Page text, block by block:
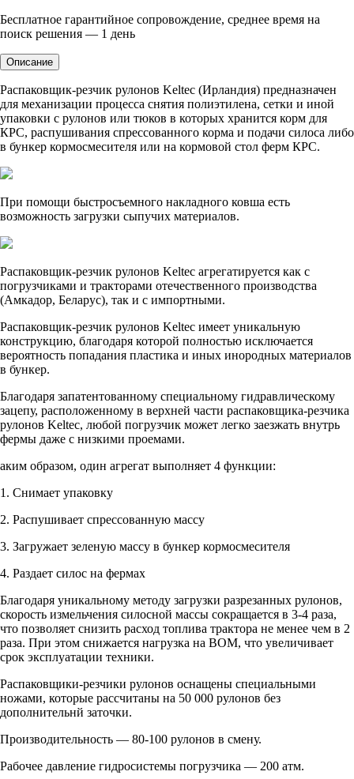
Бесплатное гарантийное сопровождение, среднее время на
поиск решения — 1 день
Описание
Распаковщик-резчик рулонов Keltec (Ирландия) предназначен
для механизации процесса снятия полиэтилена, сетки и иной
упаковки с рулонов или тюков в которых хранится корм для
КРС, распушивания спрессованного корма и подачи силоса либо
в бункер кормосмесителя или на кормовой стол ферм КРС.
При помощи быстросъемного накладного ковша есть
возможность загрузки сыпучих материалов.
Распаковщик-резчик рулонов Keltec агрегатируется как с
погрузчиками и тракторами отечественного производства
(Амкадор, Беларус), так и с импортными.
Распаковщик-резчик рулонов Keltec имеет уникальную
конструкцию, благодаря которой полностью исключается
вероятность попадания пластика и иных инородных материалов
в бункер.
Благодаря запатентованному специальному гидравлическому
зацепу, расположенному в верхней части распаковщика-резчика
рулонов Keltec, любой погрузчик может легко заезжать внутрь
фермы даже с низкими проемами.
аким образом, один агрегат выполняет 4 функции:
1. Снимает упаковку
2. Распушивает спрессованную массу
3. Загружает зеленую массу в бункер кормосмесителя
4. Раздает силос на фермах
Благодаря уникальному методу загрузки разрезанных рулонов,
скорость измельчения силосной массы сокращается в 3-4 раза,
что позволяет снизить расход топлива трактора не менее чем в 2
раза. При этом снижается нагрузка на ВОМ, что увеличивает
срок эксплуатации техники.
Распаковщики-резчики рулонов оснащены специальными
ножами, которые рассчитаны на 50 000 рулонов без
дополнительнй заточки.
Производительность — 80-100 рулонов в смену.
Рабочее давление гидросистемы погрузчика — 200 атм.